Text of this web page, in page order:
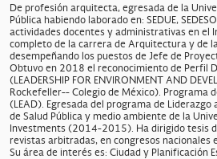
De profesión arquitecta, egresada de la
Pública habiendo laborado en: SEDUE,
actividades docentes y administrativas en el
completo de la carrera de Arquitectura y de
desempeñando los puestos de Jefe de
Obtuvo en 2018 el reconocimiento de Perfil
(LEADERSHIP FOR ENVIRONMENT AND
Rockefeller-- Colegio de México). Programa
(LEAD). Egresada del programa de
de Salud Pública y medio ambiente de la
Investments (2014-2015). Ha dirigido tesis
revistas arbitradas, en congresos
Su área de interés es: Ciudad y Planificación